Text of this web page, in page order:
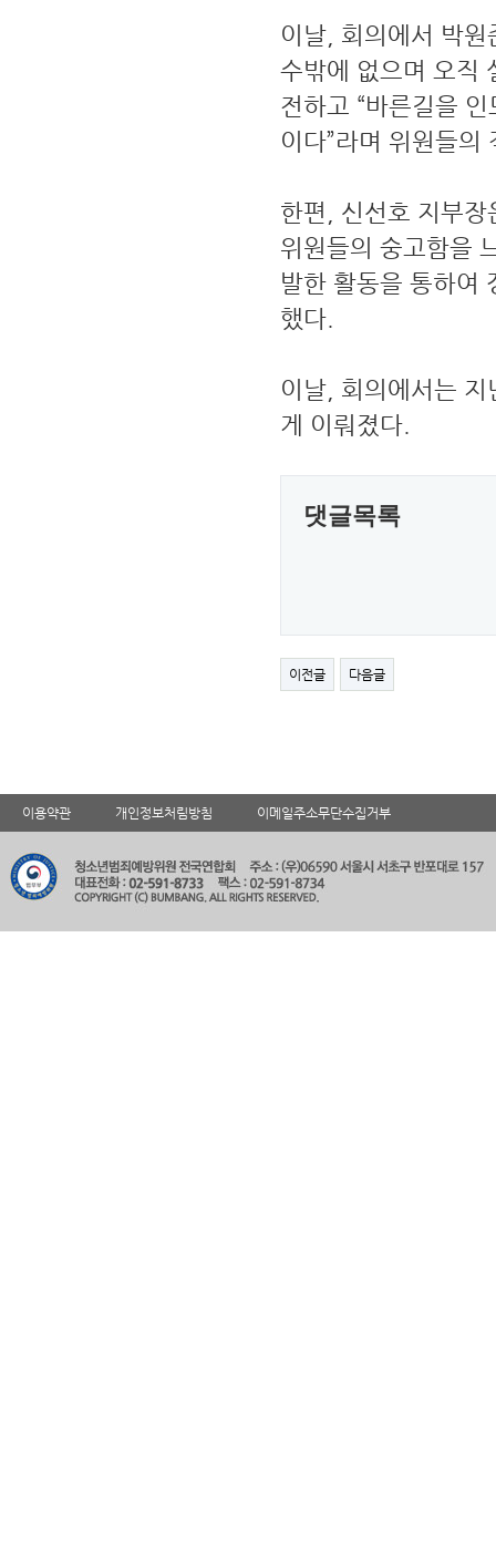
이날, 회의에서 박
수밖에 없으며 오직
전하고 “바른길을
이다”라며 위원들의
한편, 신선호 지부장
위원들의 숭고함을
발한 활동을 통하여
했다.
이날, 회의에서는
게 이뤄졌다.
댓글목록
이전글 다음글
이용약관 개인정보처림방침 이메일주소무단수집거부